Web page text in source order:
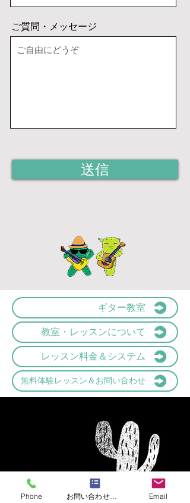
ご質問・メッセージ
送信
教室・レッスンについて
レッスン料金＆システム
無料体験レッスン＆お問い合わせ
ギター教室
Phone お問い合わせフォーム Email